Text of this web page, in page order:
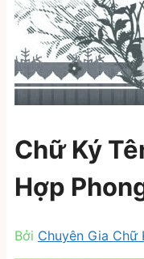
Chữ Ký
Hợp
Bởi Chuyên Gia Chữ